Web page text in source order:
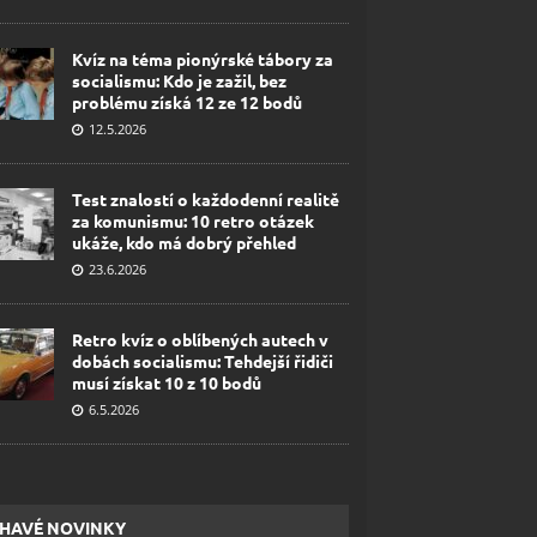
Kvíz na téma pionýrské tábory za
socialismu: Kdo je zažil, bez
problému získá 12 ze 12 bodů
12.5.2026
Test znalostí o každodenní realitě
za komunismu: 10 retro otázek
ukáže, kdo má dobrý přehled
23.6.2026
Retro kvíz o oblíbených autech v
dobách socialismu: Tehdejší řidiči
musí získat 10 z 10 bodů
6.5.2026
NOVINKY